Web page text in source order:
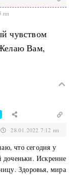
пп
чувством
Вам,
28.01.2022 7:12 пп
что сегодня у
Искренне
Здоровья, мира